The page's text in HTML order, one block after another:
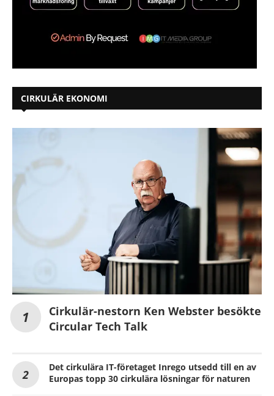
CIRKULÄR EKONOMI
Cirkulär-nestorn Ken Webster besökte
Circular Tech Talk
Det cirkulära IT-företaget Inrego utsedd till en av
Europas topp 30 cirkulära lösningar för naturen